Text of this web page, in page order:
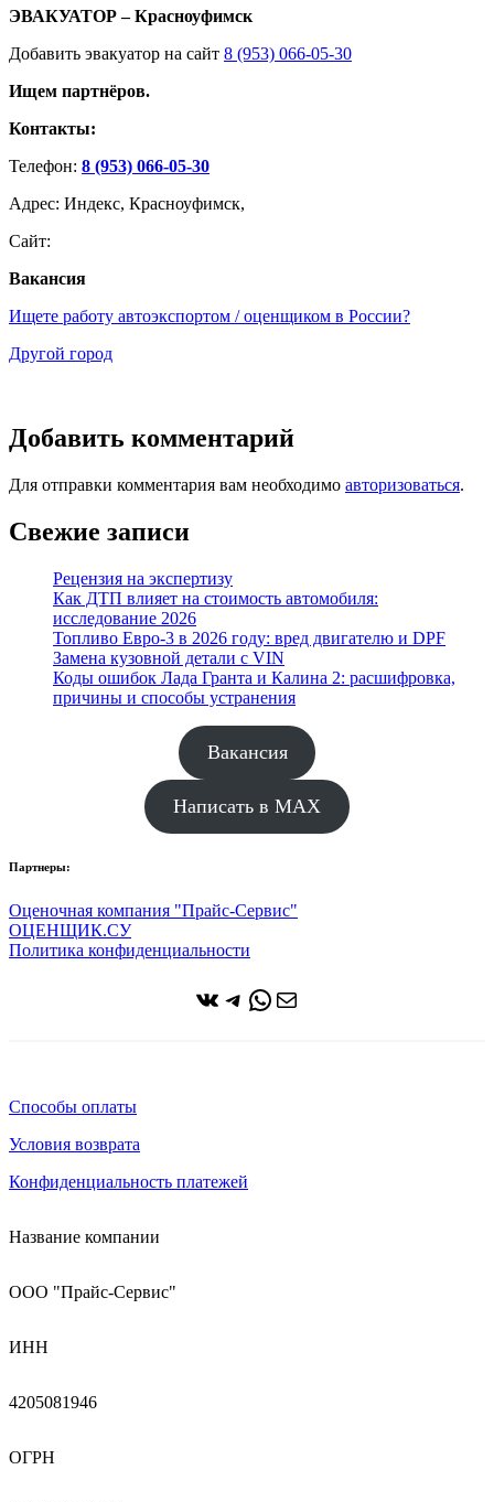
ЭВАКУАТОР – Красноуфимск
Добавить эвакуатор на сайт 8 (953) 066-05-30
Ищем партнёров.
Контакты:
Телефон: 8 (953) 066-05-30
Адрес: Индекс, Красноуфимск,
Сайт:
Вакансия
Ищете работу автоэкспортом / оценщиком в России?
Другой город
Добавить комментарий
Для отправки комментария вам необходимо авторизоваться.
Свежие записи
Рецензия на экспертизу
Как ДТП влияет на стоимость автомобиля:
исследование 2026
Топливо Евро-3 в 2026 году: вред двигателю и DPF
Замена кузовной детали с VIN
Коды ошибок Лада Гранта и Калина 2: расшифровка,
причины и способы устранения
Вакансия
Написать в MAX
Партнеры:
Оценочная компания "Прайс-Сервис"
ОЦЕНЩИК.СУ
Политика конфиденциальности
ВКонтакте
Telegram
WhatsApp
Почта
Способы оплаты
Условия возврата
Конфиденциальность платежей
Название компании
ООО "Прайс-Сервис"
ИНН
4205081946
ОГРН